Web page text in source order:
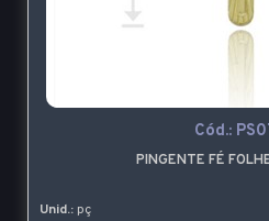
Cód.:
PINGENTE FÉ
Unid.: pç